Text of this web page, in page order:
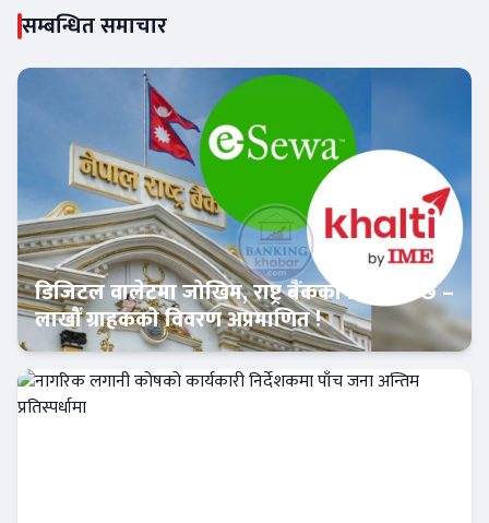
सम्बन्धित समाचार
Banner News
डिजिटल वालेटमा जोखिम, राष्ट्र बैंकको रिपोर्ट भन्छ –
लाखौं ग्राहकको विवरण अप्रमाणित !